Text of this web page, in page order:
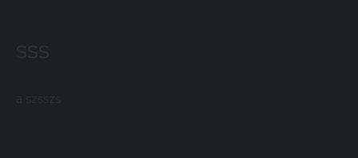
sss
a szsszs